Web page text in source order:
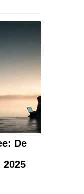
De
2025